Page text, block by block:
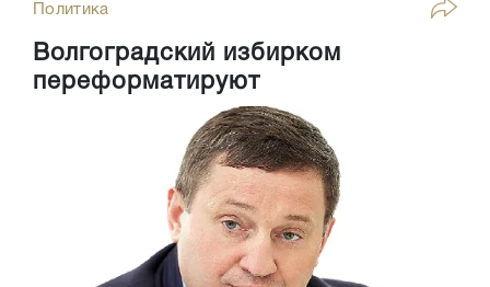
Политика
Волгоградский избирком
переформатируют